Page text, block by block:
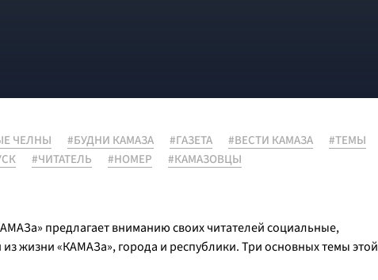
ЧЕЛНЫ #БУДНИ КАМАЗА #ГАЗЕТА #ВЕСТИ КАМАЗА
#ТЕМЫ
#ЧИТАТЕЛЬ #НОМЕР #КАМАЗОВЦЫ
предлагает вниманию своих читателей социальные,
жизни «КАМАЗа», города и республики. Три основных темы этой